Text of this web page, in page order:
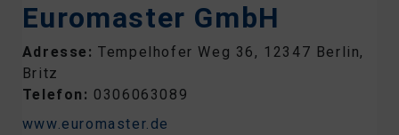
Euromaster GmbH
Adresse:Tempelhofer Weg 36, 12347 Berlin,
Britz
Telefon: 0306063089
www.euromaster.de